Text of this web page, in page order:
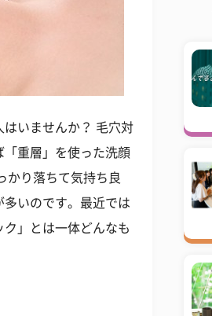
いませんか？ 毛穴対
重層」を使った洗顔
かり落ちて気持ち良
いのです。最近では
」とは一体どんなも